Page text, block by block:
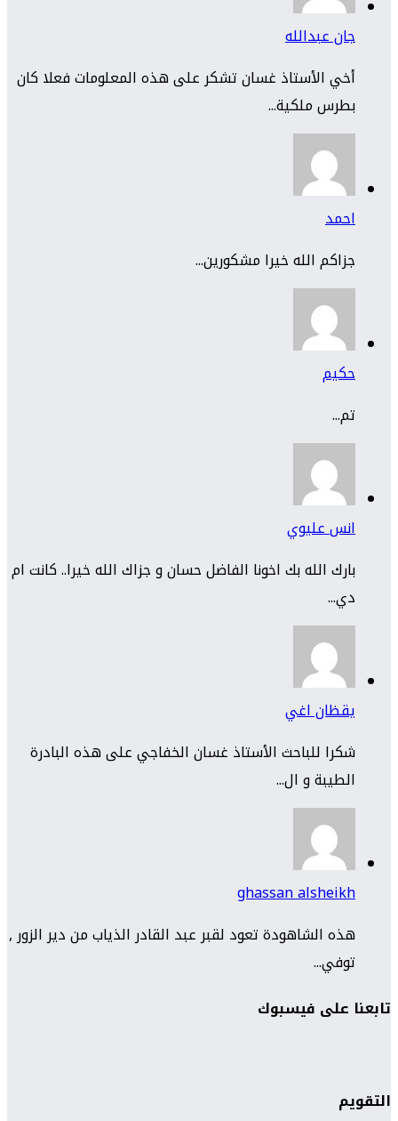
جان عبدالله
أخي الأستاذ غسان تشكر على هذه المعلومات فعلا كان
بطرس ملكية...
احمد
جزاكم الله خيرا مشكورين...
حكيم
تم...
انس عليوي
بارك الله بك اخونا الفاضل حسان و جزاك الله خيرا.. كانت ام
دي...
يقظان اغي
شكرا للباحث الأستاذ غسان الخفاجي على هذه البادرة
الطيبة و ال...
ghassan alsheikh
هذه الشاهودة تعود لقبر عبد القادر الذياب من دير الزور ,
توفي...
تابعنا على فيسبوك
التقويم